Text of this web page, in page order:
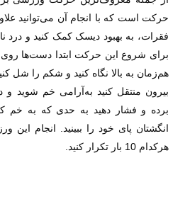
حرکت است که با انجام آن می‌توانید
فقرات، به بهبود دیسک کمک کنید و درد
برای شروع این حرکت ابتدا دست‌ها روی
هم‌زمان به بالا نگاه کنید و شکم را شل
بیرون منتقل کنید به‌آرامی خم شوید
برده و فشار دهید به حدی که به خم
هرکدام 10 بار تکرار کنید.